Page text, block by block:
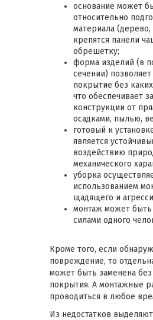
основание может
относительно
материала (дерево,
крепятся панели
обрешетку;
форма изделий (в
сечении) позволяет
покрытие без
что обеспечивает
конструкции от
осадками, пылью,
готовый к
является
воздействию
механического
уборка
использованием
щадящего и
монтаж может быть
силами одного
Кроме того, если
повреждение, то
может быть заменена без
покрытия. А монтажные
проводиться в любое
Из недостатков